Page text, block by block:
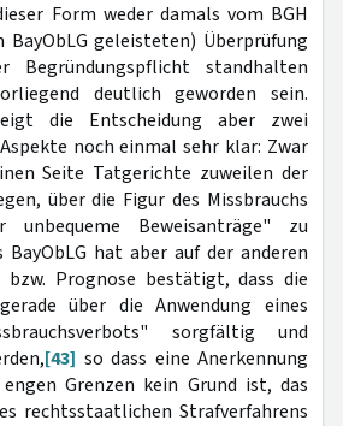
Form weder damals vom BGH
geleisteten) Überprüfung
Begründungspflicht standhalten
deutlich geworden sein.
die Entscheidung aber zwei
noch einmal sehr klar: Zwar
Seite Tatgerichte zuweilen der
über die Figur des Missbrauchs
Beweisanträge" zu
BayObLG hat aber auf der anderen
bzw. Prognose bestätigt, dass die
über die Anwendung eines
sorgfältig und
[43] so dass eine Anerkennung
Grenzen kein Grund ist, das
rechtsstaatlichen Strafverfahrens